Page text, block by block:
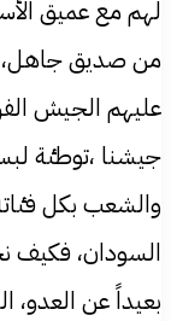
لهم مع عميق
من صديق جاهل،
عليهم الجيش
جيشنا ،توطٸة
والشعب بكل
السودان، فكيف
بعيداً عن العدو،